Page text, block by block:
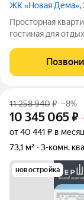
ЖК «Новая Дема»,
Просторная
гостиная для
кухня, здесь
спешки. На лоджии
11 258 940₽ –8%
10 345 065₽
от 40 441 ₽ в месяц
73,1 м²
3-комн.
новостройка